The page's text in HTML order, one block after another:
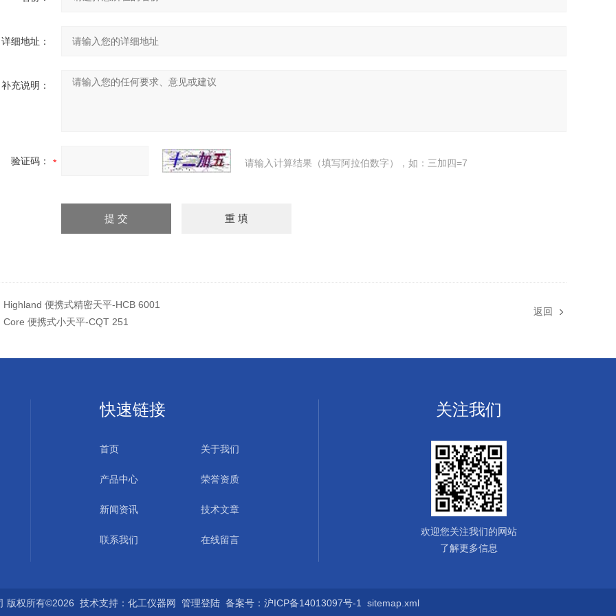
详细地址：
补充说明：
验证码： 请输入计算结果（填写阿拉伯数字），如：三加四=7
Highland 便携式精密天平-HCB 6001
Core 便携式小天平-CQT 251
返回
快速链接
首页 关于我们
产品中心 荣誉资质
新闻资讯 技术文章
联系我们 在线留言
关注我们
欢迎您关注我们的网站
了解更多信息
版权所有©2026 技术支持： 化工仪器网 管理登陆 备案号：沪ICP备14013097号-1 sitemap.xml